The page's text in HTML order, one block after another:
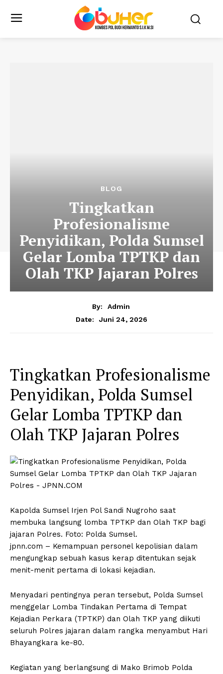
BLOG
Tingkatkan
Profesionalisme
Penyidikan, Polda Sumsel
Gelar Lomba TPTKP dan
Olah TKP Jajaran Polres
By:
Admin
Date:
Juni 24, 2026
Tingkatkan Profesionalisme
Penyidikan, Polda Sumsel
Gelar Lomba TPTKP dan
Olah TKP Jajaran Polres
Kapolda Sumsel Irjen Pol Sandi Nugroho saat
membuka langsung lomba TPTKP dan Olah TKP bagi
jajaran Polres. Foto: Polda Sumsel.
jpnn.com – Kemampuan personel kepolisian dalam
mengungkap sebuah kasus kerap ditentukan sejak
menit-menit pertama di lokasi kejadian.
Menyadari pentingnya peran tersebut, Polda Sumsel
menggelar Lomba Tindakan Pertama di Tempat
Kejadian Perkara (TPTKP) dan Olah TKP yang diikuti
seluruh Polres jajaran dalam rangka menyambut Hari
Bhayangkara ke-80.
Kegiatan yang berlangsung di Mako Brimob Polda